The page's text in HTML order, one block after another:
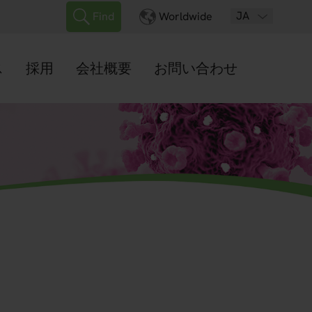
Find Worldwide JA
採用 会社概要 お問い合わせ